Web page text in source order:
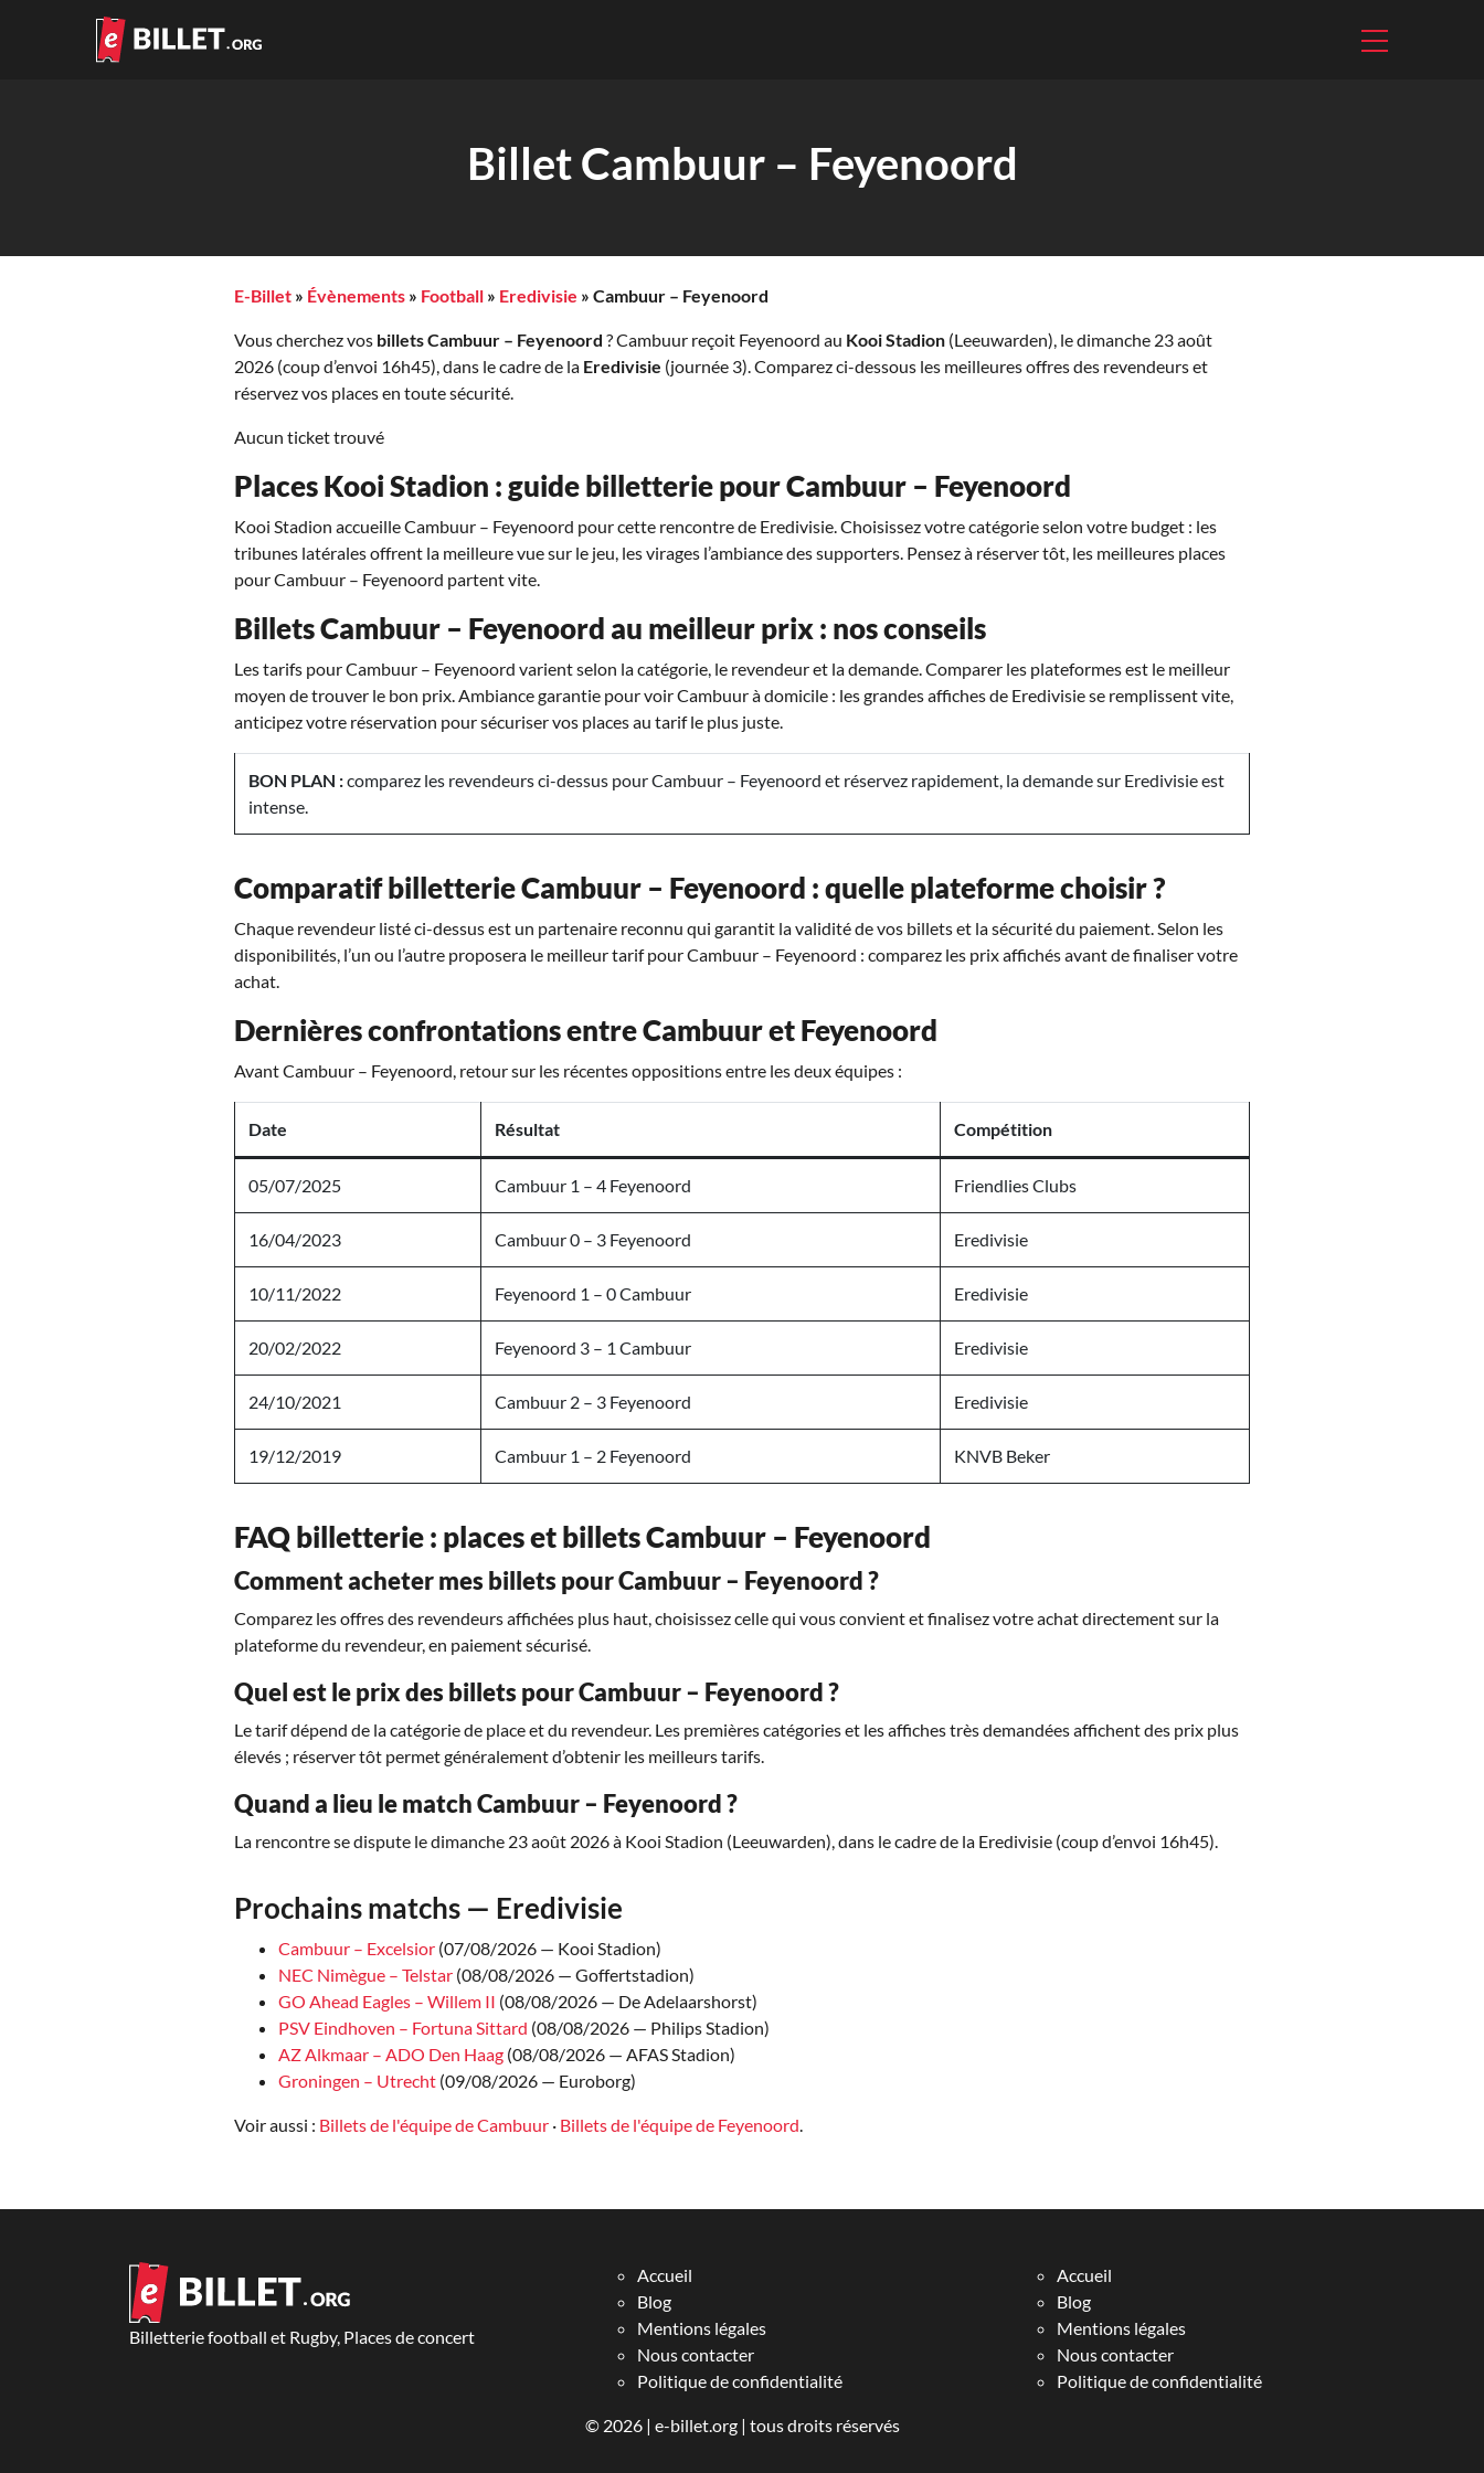
Billet Cambuur – Feyenoord
E-Billet » Évènements » Football » Eredivisie » Cambuur – Feyenoord
Vous cherchez vos billets Cambuur – Feyenoord ? Cambuur reçoit Feyenoord au Kooi Stadion (Leeuwarden), le dimanche 23 août
2026 (coup d’envoi 16h45), dans le cadre de la Eredivisie (journée 3). Comparez ci-dessous les meilleures offres des revendeurs et
réservez vos places en toute sécurité.
Aucun ticket trouvé
Places Kooi Stadion : guide billetterie pour Cambuur – Feyenoord
Kooi Stadion accueille Cambuur – Feyenoord pour cette rencontre de Eredivisie. Choisissez votre catégorie selon votre budget : les
tribunes latérales offrent la meilleure vue sur le jeu, les virages l’ambiance des supporters. Pensez à réserver tôt, les meilleures places
pour Cambuur – Feyenoord partent vite.
Billets Cambuur – Feyenoord au meilleur prix : nos conseils
Les tarifs pour Cambuur – Feyenoord varient selon la catégorie, le revendeur et la demande. Comparer les plateformes est le meilleur
moyen de trouver le bon prix. Ambiance garantie pour voir Cambuur à domicile : les grandes affiches de Eredivisie se remplissent vite,
anticipez votre réservation pour sécuriser vos places au tarif le plus juste.
BON PLAN :comparez les revendeurs ci-dessus pour Cambuur – Feyenoord et réservez rapidement, la demande sur Eredivisie est
intense.
Comparatif billetterie Cambuur – Feyenoord : quelle plateforme choisir ?
Chaque revendeur listé ci-dessus est un partenaire reconnu qui garantit la validité de vos billets et la sécurité du paiement. Selon les
disponibilités, l’un ou l’autre proposera le meilleur tarif pour Cambuur – Feyenoord : comparez les prix affichés avant de finaliser votre
achat.
Dernières confrontations entre Cambuur et Feyenoord
Avant Cambuur – Feyenoord, retour sur les récentes oppositions entre les deux équipes :
Date Résultat Compétition
05/07/2025 Cambuur 1 – 4 Feyenoord Friendlies Clubs
16/04/2023 Cambuur 0 – 3 Feyenoord Eredivisie
10/11/2022 Feyenoord 1 – 0 Cambuur Eredivisie
20/02/2022 Feyenoord 3 – 1 Cambuur Eredivisie
24/10/2021 Cambuur 2 – 3 Feyenoord Eredivisie
19/12/2019 Cambuur 1 – 2 Feyenoord KNVB Beker
FAQ billetterie : places et billets Cambuur – Feyenoord
Comment acheter mes billets pour Cambuur – Feyenoord ?
Comparez les offres des revendeurs affichées plus haut, choisissez celle qui vous convient et finalisez votre achat directement sur la
plateforme du revendeur, en paiement sécurisé.
Quel est le prix des billets pour Cambuur – Feyenoord ?
Le tarif dépend de la catégorie de place et du revendeur. Les premières catégories et les affiches très demandées affichent des prix plus
élevés ; réserver tôt permet généralement d’obtenir les meilleurs tarifs.
Quand a lieu le match Cambuur – Feyenoord ?
La rencontre se dispute le dimanche 23 août 2026 à Kooi Stadion (Leeuwarden), dans le cadre de la Eredivisie (coup d’envoi 16h45).
Prochains matchs — Eredivisie
Cambuur – Excelsior (07/08/2026 — Kooi Stadion)
NEC Nimègue – Telstar (08/08/2026 — Goffertstadion)
GO Ahead Eagles – Willem II (08/08/2026 — De Adelaarshorst)
PSV Eindhoven – Fortuna Sittard (08/08/2026 — Philips Stadion)
AZ Alkmaar – ADO Den Haag (08/08/2026 — AFAS Stadion)
Groningen – Utrecht (09/08/2026 — Euroborg)
Voir aussi : Billets de l'équipe de Cambuur · Billets de l'équipe de Feyenoord.
Billetterie football et Rugby, Places de concert
Accueil
Blog
Mentions légales
Nous contacter
Politique de confidentialité
Accueil
Blog
Mentions légales
Nous contacter
Politique de confidentialité
© 2026 | e-billet.org| tous droits réservés